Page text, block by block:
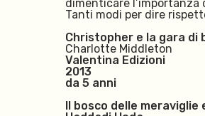
dimenticare l’importanza
Tanti modi per dire
Christopher e la gara di
Charlotte Middleton
Valentina Edizioni
2013
da 5 anni
Il bosco delle meraviglie